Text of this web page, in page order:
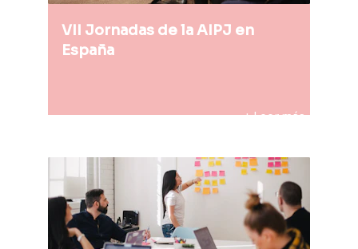
VII Jornadas de la AIPJ en
España
+ Leer más